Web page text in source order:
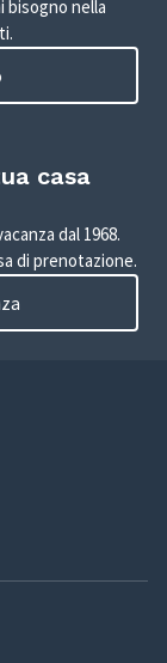
bisogno nella
casa
dal 1968.
di prenotazione.